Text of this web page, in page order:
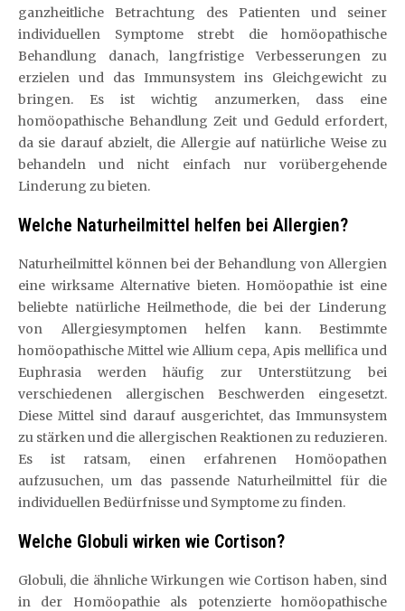
ganzheitliche Betrachtung des Patienten und seiner
individuellen Symptome strebt die homöopathische
Behandlung danach, langfristige Verbesserungen zu
erzielen und das Immunsystem ins Gleichgewicht zu
bringen. Es ist wichtig anzumerken, dass eine
homöopathische Behandlung Zeit und Geduld erfordert,
da sie darauf abzielt, die Allergie auf natürliche Weise zu
behandeln und nicht einfach nur vorübergehende
Linderung zu bieten.
Welche Naturheilmittel helfen bei Allergien?
Naturheilmittel können bei der Behandlung von Allergien
eine wirksame Alternative bieten. Homöopathie ist eine
beliebte natürliche Heilmethode, die bei der Linderung
von Allergiesymptomen helfen kann. Bestimmte
homöopathische Mittel wie Allium cepa, Apis mellifica und
Euphrasia werden häufig zur Unterstützung bei
verschiedenen allergischen Beschwerden eingesetzt.
Diese Mittel sind darauf ausgerichtet, das Immunsystem
zu stärken und die allergischen Reaktionen zu reduzieren.
Es ist ratsam, einen erfahrenen Homöopathen
aufzusuchen, um das passende Naturheilmittel für die
individuellen Bedürfnisse und Symptome zu finden.
Welche Globuli wirken wie Cortison?
Globuli, die ähnliche Wirkungen wie Cortison haben, sind
in der Homöopathie als potenzierte homöopathische